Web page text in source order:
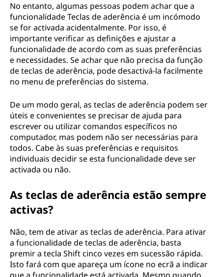
No entanto, algumas pessoas podem achar que a
funcionalidade Teclas de aderência é um incómodo
se for activada acidentalmente. Por isso, é
importante verificar as definições e ajustar a
funcionalidade de acordo com as suas preferências
e necessidades. Se achar que não precisa da função
de teclas de aderência, pode desactivá-la facilmente
no menu de preferências do sistema.
De um modo geral, as teclas de aderência podem ser
úteis e convenientes se precisar de ajuda para
escrever ou utilizar comandos específicos no
computador, mas podem não ser necessárias para
todos. Cabe às suas preferências e requisitos
individuais decidir se esta funcionalidade deve ser
activada ou não.
As teclas de aderência estão sempre
activas?
Não, tem de ativar as teclas de aderência. Para ativar
a funcionalidade de teclas de aderência, basta
premir a tecla Shift cinco vezes em sucessão rápida.
Isto fará com que apareça um ícone no ecrã a indicar